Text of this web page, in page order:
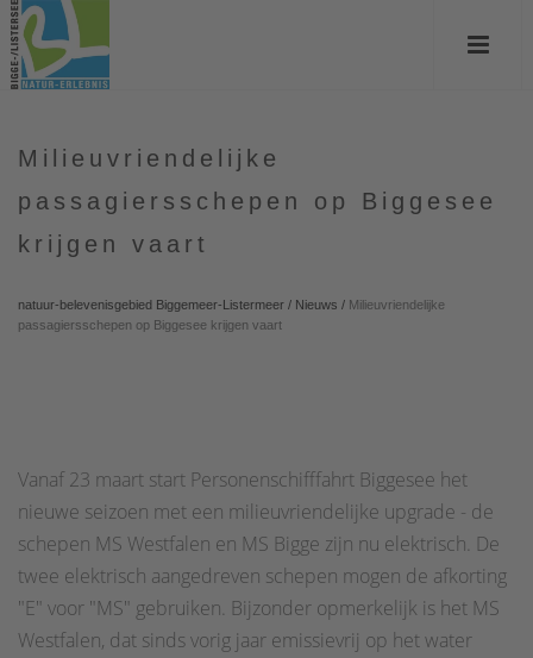
Milieuvriendelijke
passagiersschepen op Biggesee
krijgen vaart
natuur-belevenisgebied Biggemeer-Listermeer / Nieuws / Milieuvriendelijke
passagiersschepen op Biggesee krijgen vaart
Vanaf 23 maart start Personenschifffahrt Biggesee het
nieuwe seizoen met een milieuvriendelijke upgrade - de
schepen MS Westfalen en MS Bigge zijn nu elektrisch. De
twee elektrisch aangedreven schepen mogen de afkorting
"E" voor "MS" gebruiken. Bijzonder opmerkelijk is het MS
Westfalen, dat sinds vorig jaar emissievrij op het water